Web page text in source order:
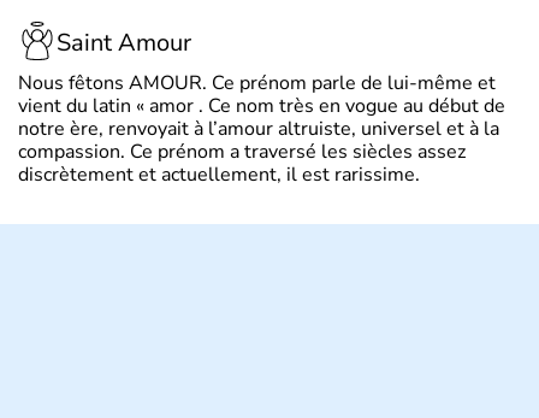
Saint Amour
Nous fêtons AMOUR. Ce prénom parle de lui-même et
vient du latin « amor . Ce nom très en vogue au début de
notre ère, renvoyait à l’amour altruiste, universel et à la
compassion. Ce prénom a traversé les siècles assez
discrètement et actuellement, il est rarissime.